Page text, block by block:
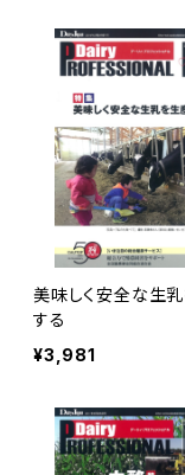
美味しく安全な生
す
Dairy
ESSIONAL Vol.10
¥3,981